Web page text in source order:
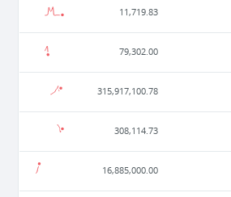
11,719.83
79,302.00
315,917,100.78
308,114.73
16,885,000.00